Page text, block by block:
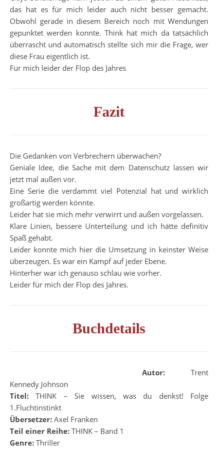
das hat es für mich leider auch nicht besser gemacht.
Obwohl gerade in diesem Bereich noch mit Wendungen
gepunktet werden konnte. Think hat mich da tatsächlich
überrascht und automatisch stellte sich mir die Frage, wer
diese Frau eigentlich ist.
Für mich leider der Flop des Jahres
Fazit
Die Gedanken von Verbrechern überwachen?
Geniale Idee, die Sache mit dem Datenschutz lassen wir
jetzt mal außen vor.
Eine Serie die verdammt viel Potenzial hat und wirklich
großartig werden könnte.
Leider hat sie mich mehr verwirrt und außen vorgelassen.
Klare Linien, bessere Unterteilung und ich hätte definitiv
Spaß gehabt.
Leider konnte mich hier die Umsetzung in keinster Weise
überzeugen. Es war ein Kampf auf jeder Ebene.
Hinterher war ich genauso schlau wie vorher.
Leider für mich der Flop des Jahres.
Buchdetails
Autor: Trent
Kennedy Johnson
Titel:THINK – Sie wissen, was du denkst! Folge
1.Fluchtinstinkt
Übersetzer: Axel Franken
Teil einer Reihe: THINK – Band 1
Genre: Thriller